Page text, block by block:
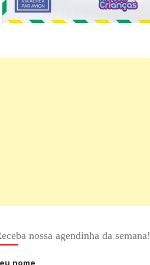
nossa agendinha da semana!